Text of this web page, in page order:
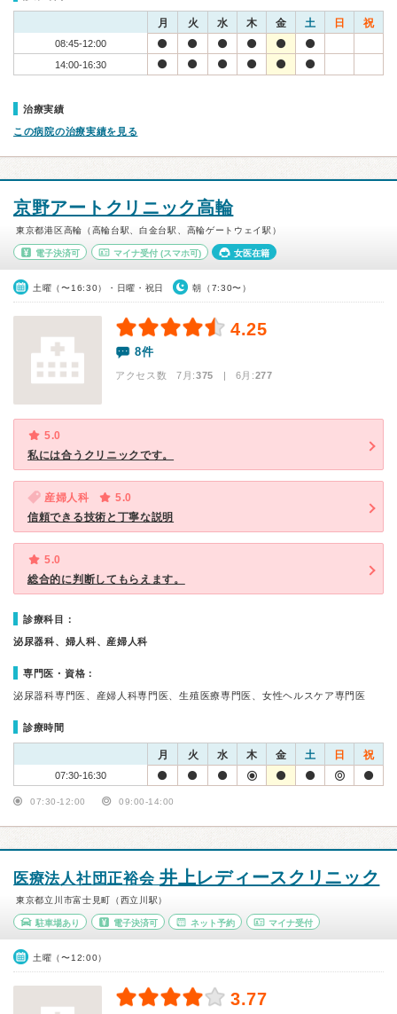
月 火 水 木 金 土 日 祝
08:45-12:00
14:00-16:30
治療実績
この病院の治療実績を見る
京野アートクリニック高輪
東京都港区高輪（高輪台駅、白金台駅、高輪ゲートウェイ駅）
電子決済可 マイナ受付(スマホ可) 女医在籍
土曜（〜16:30）・日曜・祝日 朝（7:30〜）
4.25
8件
アクセス数 7月:375 | 6月:277
5.0
私には合うクリニックです。
産婦人科
5.0
信頼できる技術と丁寧な説明
5.0
総合的に判断してもらえます。
診療科目：
泌尿器科、婦人科、産婦人科
専門医・資格：
泌尿器科専門医、産婦人科専門医、生殖医療専門医、女性ヘルスケア専門医
診療時間
月 火 水 木 金 土 日 祝
07:30-16:30
07:30-12:00 09:00-14:00
医療法人社団正裕会 井上レディースクリニック
東京都立川市富士見町（西立川駅）
駐車場あり 電子決済可 ネット予約 マイナ受付
土曜（〜12:00）
3.77